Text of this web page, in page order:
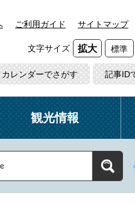
ご利用ガイド サイトマップ
文字サイズ 拡大 標準
カレンダーでさがす 記事ID
観光情報